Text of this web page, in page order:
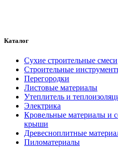
Каталог
Сухие строительные смеси
Строительные
Перегородки
Листовые материалы
Утеплитель и
Электрика
Кровельные материалы и
крыши
Древесноплитные
Пиломатериалы